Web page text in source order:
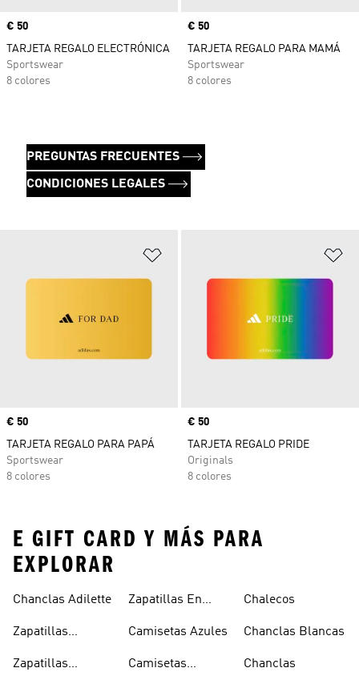
Precio
€ 50
TARJETA REGALO ELECTRÓNICA
Sportswear
8 colores
Precio
€ 50
TARJETA REGALO PARA MAMÁ
Sportswear
8 colores
Precio
€ 50
TARJETA REGALO PARA PAPÁ
Sportswear
8 colores
Precio
€ 50
TARJETA REGALO PRIDE
Originals
8 colores
PREGUNTAS FRECUENTES
CONDICIONES LEGALES
E GIFT CARD Y MÁS PARA
EXPLORAR
Chanclas Adilette
Zapatillas
Zapatillas
Zapatillas En
Camisetas Azules
Camisetas
Chalecos
Chanclas Blancas
Chanclas